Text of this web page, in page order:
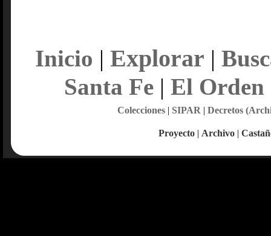
Inicio | Explorar |
Santa Fe| El Orden
Colecciones| SIPAR | Decretos
Proyecto | Archivo |